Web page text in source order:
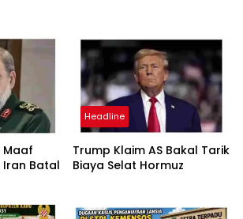
Maaf
Iran Batal
Headline
Trump Klaim AS Bakal Tarik
Biaya Selat Hormuz